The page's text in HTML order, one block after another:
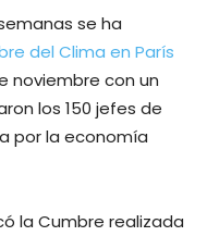
se ha
del Clima en París
noviembre con un
los 150 jefes de
por la economía
la Cumbre realizada